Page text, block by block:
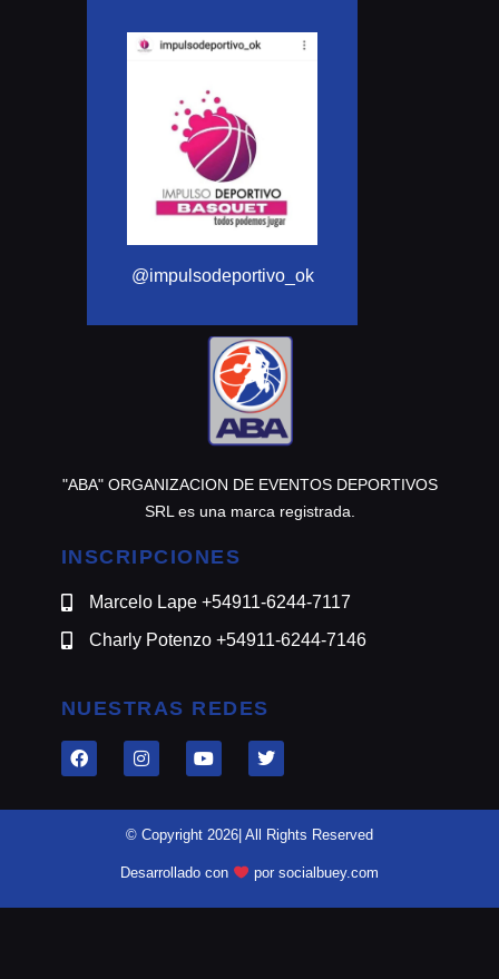
@impulsodeportivo_ok
"ABA" ORGANIZACION DE EVENTOS DEPORTIVOS
SRL es una marca registrada.
INSCRIPCIONES
Marcelo Lape +54911-6244-7117
Charly Potenzo +54911-6244-7146
NUESTRAS REDES
© Copyright 2026| All Rights Reserved
Desarrollado con por socialbuey.com